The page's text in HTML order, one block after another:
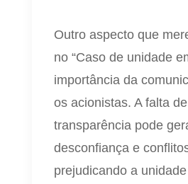
Outro aspecto que
no “Caso de unidade
importância da
os acionistas. A falta
transparência pode
desconfiança e
prejudicando a